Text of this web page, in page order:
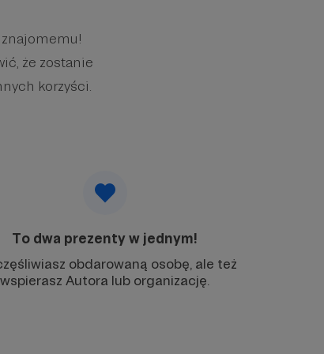
że zostanie
korzyści.
To dwa prezenty w jednym!
obdarowaną osobę, ale też
wspierasz Autora lub organizację.